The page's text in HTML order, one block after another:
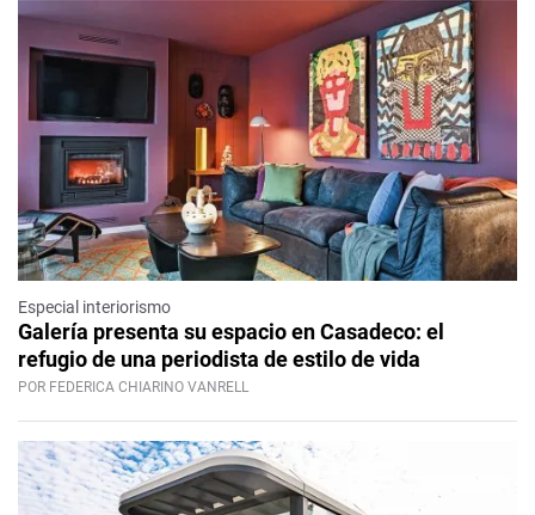
Especial interiorismo
Galería presenta su espacio en Casadeco: el
refugio de una periodista de estilo de vida
POR FEDERICA CHIARINO VANRELL